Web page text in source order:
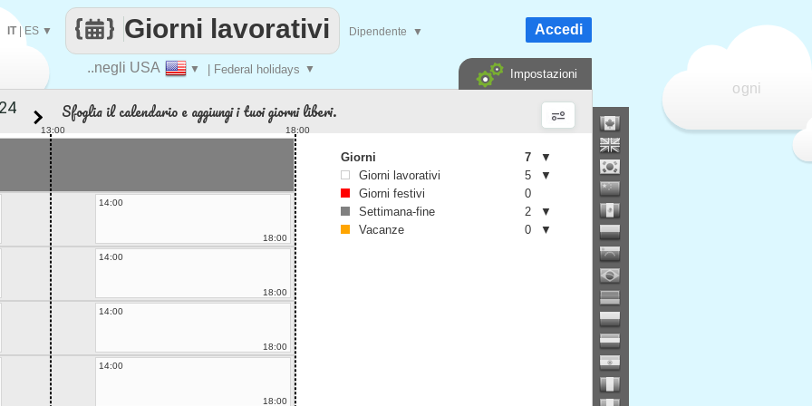
ogni
..negli USA ▼ | Federal holidays ▼
Giorni lavorativi
IT|ES ▼ Dipendente ▼ Accedi
Impostazioni
Sfoglia il calendario e aggiungi i tuoi giorni liberi.
13:00 18:00
14:00
18:00
14:00
18:00
14:00
18:00
14:00
18:00
Giorni 7
▼
Giorni lavorativi
5
▼
Giorni festivi
0
Settimana-fine
2
▼
Vacanze
0 ▼